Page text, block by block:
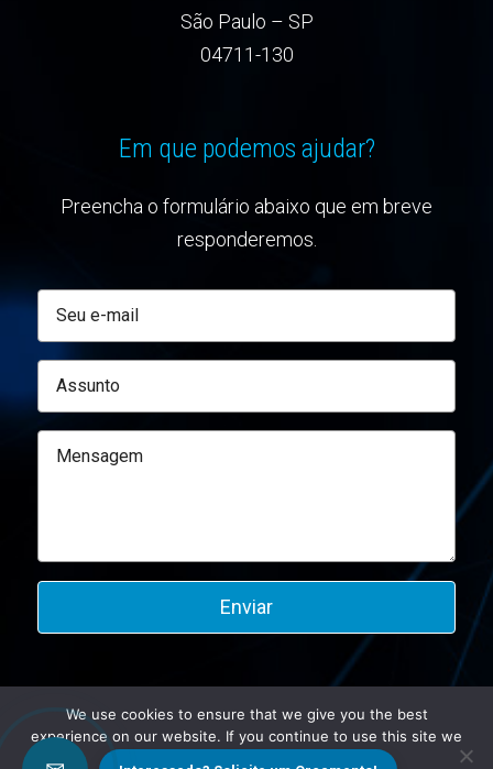
São Paulo – SP
04711-130
Em que podemos ajudar?
Preencha o formulário abaixo que em breve
responderemos.
©2026 Altmann.
We use cookies to ensure that we give you the best
experience on our website. If you continue to use this site we